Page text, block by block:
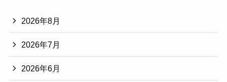
2026年8月
2026年7月
2026年6月